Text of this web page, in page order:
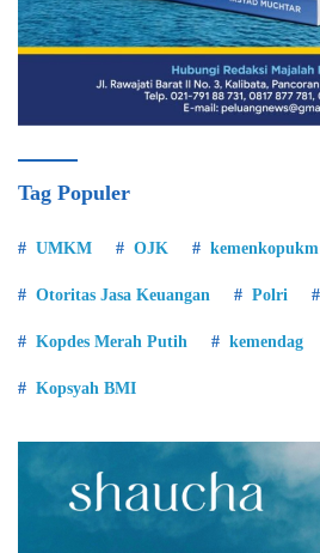
Tag Populer
UMKM OJK kemenkopukm
Otoritas Jasa Keuangan Polri
Kopdes Merah Putih kemendag
Kopsyah BMI